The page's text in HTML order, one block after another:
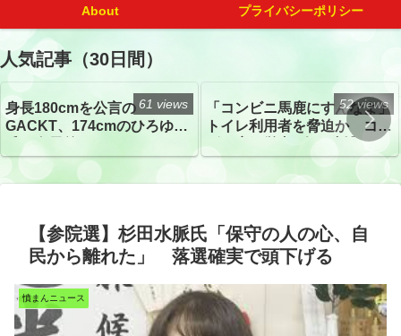
About プライバシーポリシー
人気記事（30日間）
身長180cmを公言の
GACKT、174cmのひろゆき
トざわつき イベントでの写
真が話題
61 views
「コンビニ馬鹿にすんなよ」
トイレ利用者を脅迫か コン
52 views
【参院選】杉田水脈氏「保守の人の心、自
民から離れた」 落選確実で頭下げる
憤まんニュース